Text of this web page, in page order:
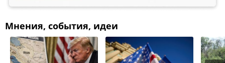
Мнения, события, идеи